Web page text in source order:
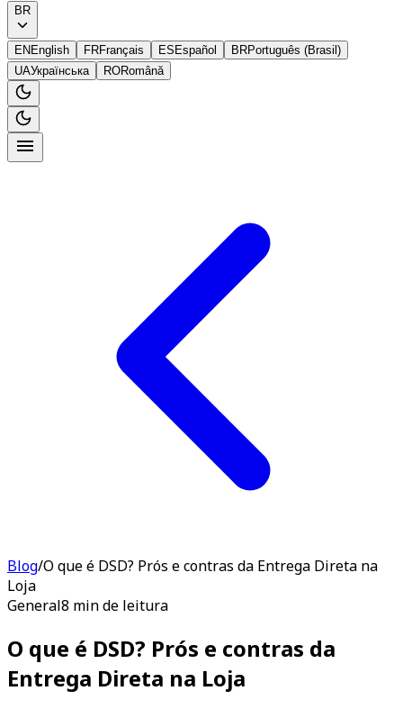
BR
EN English FRFrançais ES Español BRPortuguês (Brasil)
UAУкраїнська RORomână
Blog/O que é DSD? Prós e contras da Entrega Direta na
Loja
General8 min de leitura
O que é DSD? Prós e contras da
Entrega Direta na Loja